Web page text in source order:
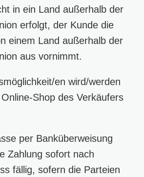
in ein Land außerhalb der
erfolgt, der Kunde die
einem Land außerhalb der
aus vornimmt.
en wird/werden
Shop des Verkäufers
per Banküberweisung
Zahlung sofort nach
fällig, sofern die Parteien